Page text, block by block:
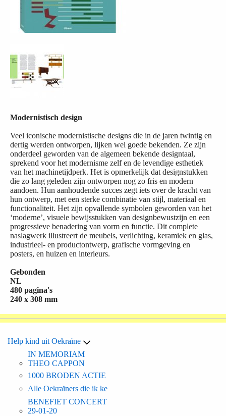
Modernistisch design
Veel iconische modernistische designs die in de jaren twintig en
dertig werden ontworpen, lijken wel goede bekenden. Ze zijn
onderdeel geworden van de algemeen bekende designtaal,
sprekend voor het modernisme zelf en de levendige esthetiek
van het machinetijdperk. Het is opmerkelijk dat designstukken
die zo lang geleden zijn ontworpen nog zo fris en modern
aandoen. Hun aanhoudende succes zegt iets over de kracht van
hun ontwerp, met een sterke combinatie van stijl, materiaal en
functionaliteit. Het zijn opvallende symbolen geworden van het
‘moderne’, visuele bewijsstukken van designbewustzijn en een
progressieve benadering van vorm en functie. Dit complete
naslagwerk illustreert de meubels, verlichting, keramiek en glas,
industrieel- en productontwerp, grafische vormgeving en
posters, en huizen en interieurs.
Gebonden
NL
480 pagina's
240 x 308 mm
Help kind uit Oekraïne
IN MEMORIAM
THEO CAPPON
1000 BRODEN ACTIE
Alle Oekraïners die ik ke
BENEFIET CONCERT
29-01-20